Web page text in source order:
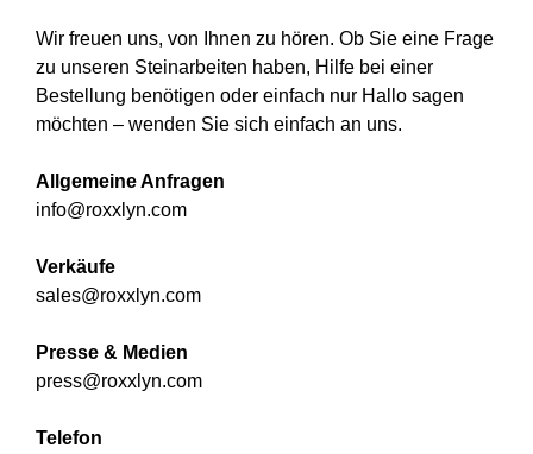
Wir freuen uns, von Ihnen zu hören. Ob Sie eine Frage
zu unseren Steinarbeiten haben, Hilfe bei einer
Bestellung benötigen oder einfach nur Hallo sagen
möchten – wenden Sie sich einfach an uns.
Allgemeine Anfragen
info@roxxlyn.com
Verkäufe
sales@roxxlyn.com
Presse & Medien
press@roxxlyn.com
Telefon